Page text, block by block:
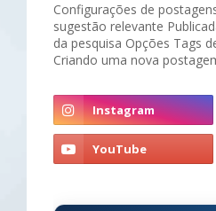
Configurações de
sugestão relevante
da pesquisa Opções Tags
Criando uma nova